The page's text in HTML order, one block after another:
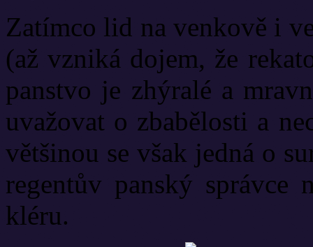
Zatímco lid na venkově i
(až vzniká dojem, že
panstvo je zhýralé a
uvažovat o zbabělosti a
většinou se však jedná o
regentův panský správce
kléru.